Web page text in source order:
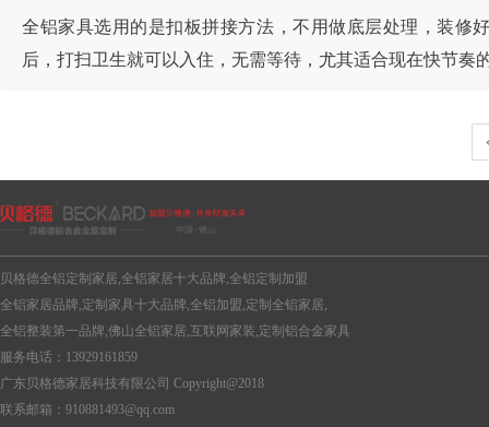
全铝家具选用的是扣板拼接方法，不用做底层处理，装修
后，打扫卫生就可以入住，无需等待，尤其适合现在快节奏
贝格德全铝定制家居,全铝家居十大品牌,全铝定制加盟
全铝家居品牌,定制家具十大品牌,全铝加盟,定制全铝家居,
全铝整装第一品牌,佛山全铝家居,互联网家装,定制铝合金家具
服务电话：13929161859
广东贝格德家居科技有限公司 Copyright@2018
联系邮箱：910881493@qq.com